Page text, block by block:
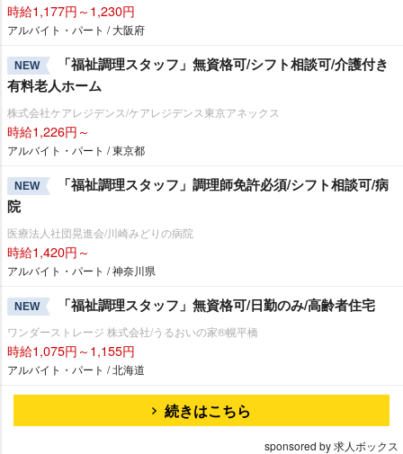
時給1,177円～1,230円
アルバイト・パート / 大阪府
NEW
「福祉調理スタッフ」無資格可/シフト相談可/介護付き
有料老人ホーム
株式会社ケアレジデンス/ケアレジデンス東京アネックス
時給1,226円～
アルバイト・パート / 東京都
NEW
「福祉調理スタッフ」調理師免許必須/シフト相談可/病
院
医療法人社団晃進会/川崎みどりの病院
時給1,420円～
アルバイト・パート / 神奈川県
NEW 「福祉調理スタッフ」無資格可/日勤のみ/高齢者住宅
ワンダーストレージ 株式会社/うるおいの家®幌平橋
時給1,075円～1,155円
アルバイト・パート / 北海道
続きはこちら
sponsored by 求人ボックス